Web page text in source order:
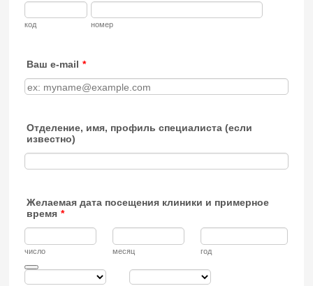
код номер
Ваш e-mail *
Отделение, имя, профиль специалиста (если
известно)
Желаемая дата посещения клиники и примерное
время *
число месяц год
Date Picker Icon